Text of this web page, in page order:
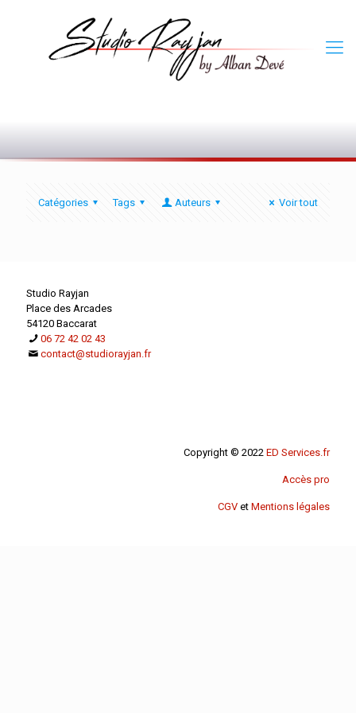
Catégories Tags Auteurs Voir tout
Studio Rayjan
Place des Arcades
54120 Baccarat
06 72 42 02 43
contact@studiorayjan.fr
Copyright © 2022 ED Services.fr
Accès pro
CGV et Mentions légales